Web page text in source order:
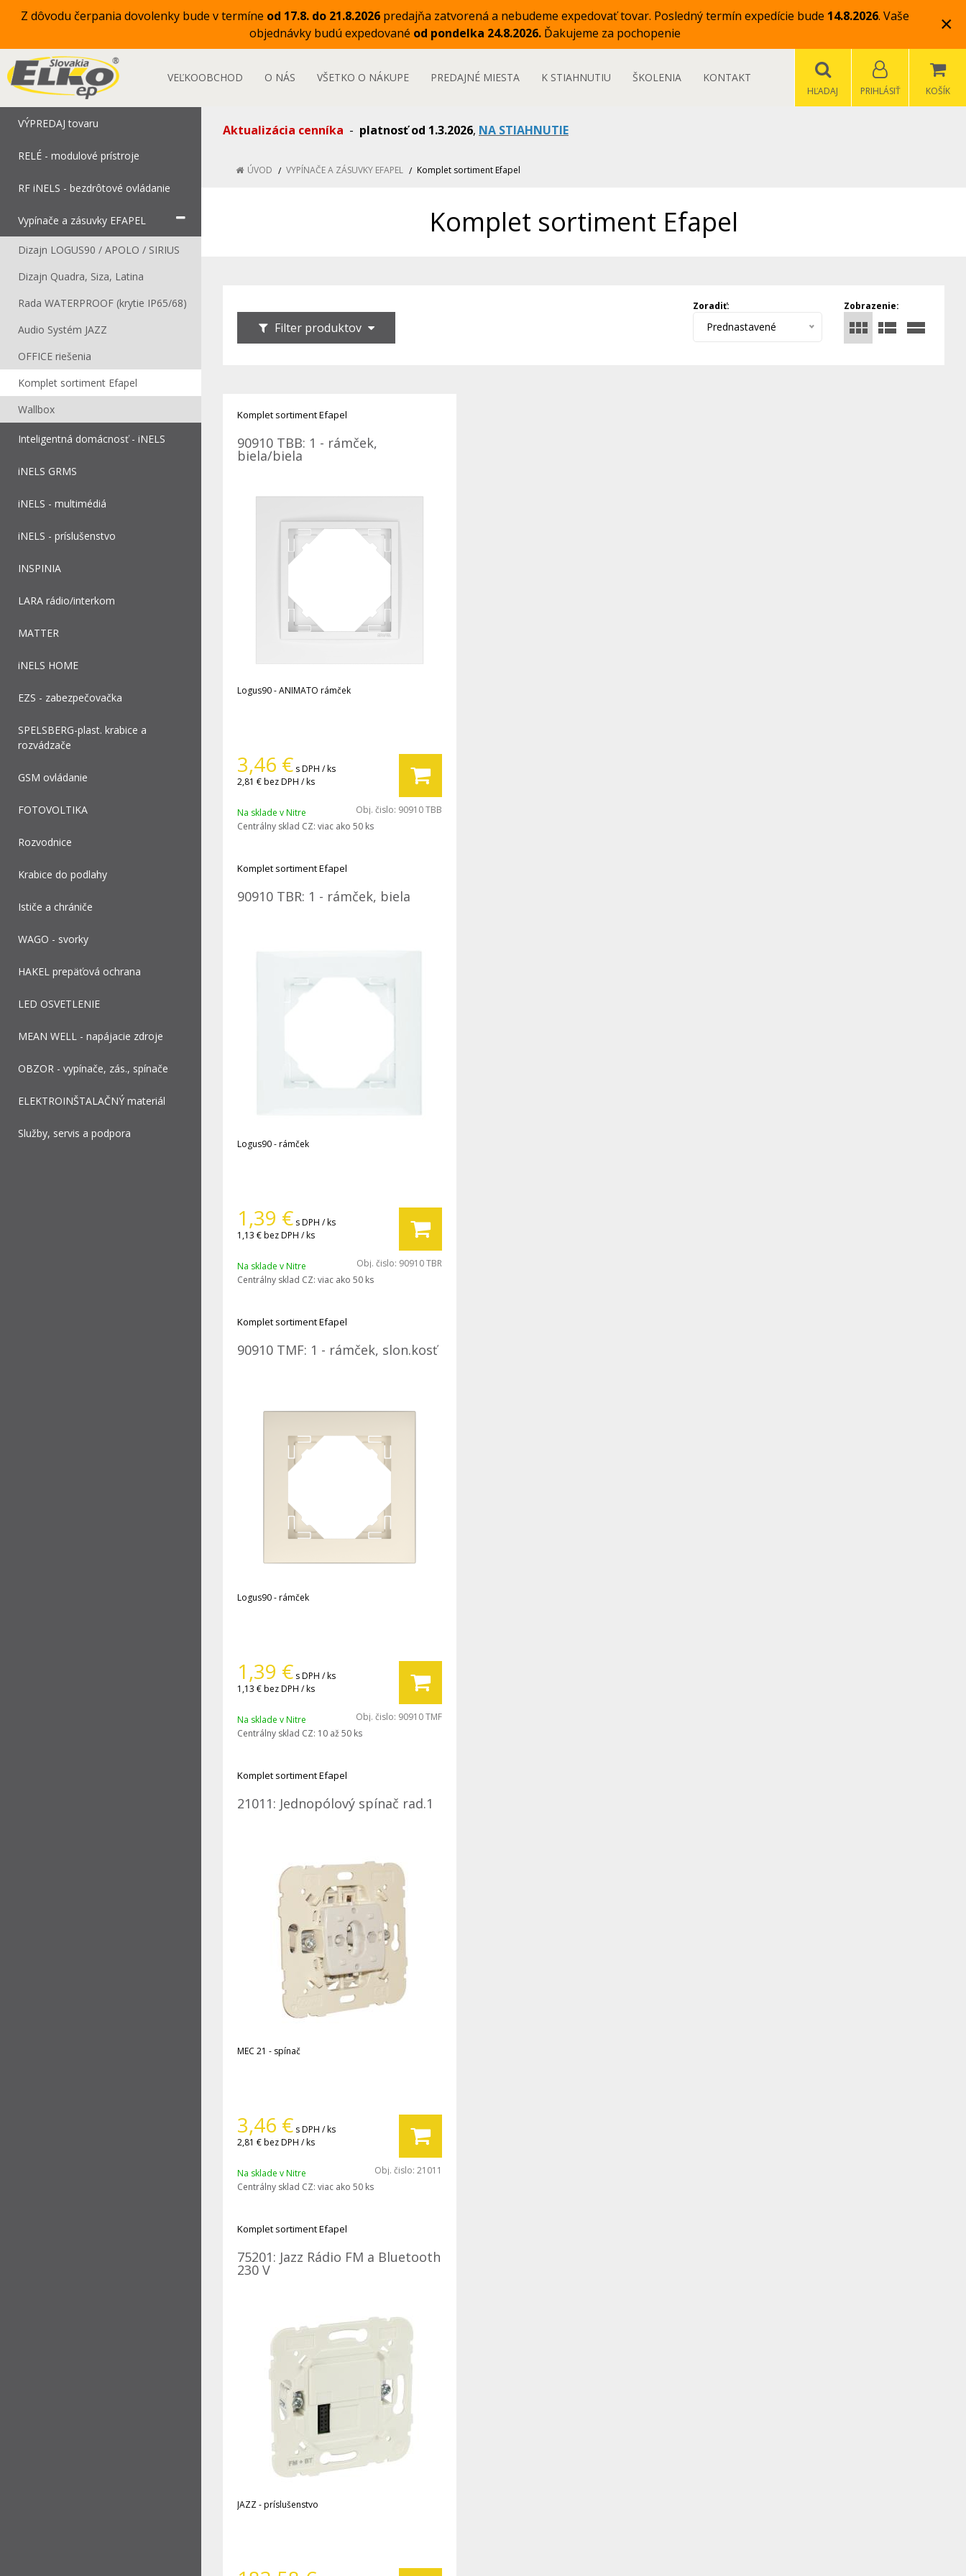
Z dôvodu čerpania dovolenky bude v termíne od 17.8. do 21.8.2026 predajňa zatvorená a nebudeme expedovať tovar. Posledný termín expedície bude 14.8.2026. Vaše
objednávky budú expedované od pondelka 24.8.2026. Ďakujeme za pochopenie ×
VEĽKOOBCHOD O NÁS VŠETKO O NÁKUPE PREDAJNÉ MIESTA K STIAHNUTIU ŠKOLENIA KONTAKT
KOŠÍK
PRIHLÁSIŤ
HĽADAJ
VÝPREDAJ tovaru
RELÉ - modulové prístroje
RF iNELS - bezdrôtové ovládanie
Vypínače a zásuvky EFAPEL
Dizajn LOGUS90 / APOLO / SIRIUS
Dizajn Quadra, Siza, Latina
Rada WATERPROOF (krytie IP65/68)
Audio Systém JAZZ
OFFICE riešenia
Komplet sortiment Efapel
Wallbox
Inteligentná domácnosť - iNELS
iNELS GRMS
iNELS - multimédiá
iNELS - príslušenstvo
INSPINIA
LARA rádio/interkom
MATTER
iNELS HOME
EZS - zabezpečovačka
SPELSBERG-plast. krabice a
rozvádzače
GSM ovládanie
FOTOVOLTIKA
Rozvodnice
Krabice do podlahy
Ističe a chrániče
WAGO - svorky
HAKEL prepäťová ochrana
LED OSVETLENIE
MEAN WELL - napájacie zdroje
OBZOR - vypínače, zás., spínače
ELEKTROINŠTALAČNÝ materiál
Služby, servis a podpora
Aktualizácia cenníka - platnosť od 1.3.2026, NA STIAHNUTIE
ÚVOD VYPÍNAČE A ZÁSUVKY EFAPEL Komplet sortiment Efapel
Komplet sortiment Efapel
Filter produktov
Zobrazenie:
Zoradiť:
Prednastavené
Komplet sortiment Efapel
90910 TBB: 1 - rámček,
biela/biela
Logus90 - ANIMATO rámček
3,46 € s DPH / ks
2,81 €bez DPH / ks
Na sklade v Nitre Obj. čislo: 90910 TBB
Centrálny sklad CZ: viac ako 50 ks
Komplet sortiment Efapel
90910 TBR: 1 - rámček, biela
Logus90 - rámček
1,39 € s DPH / ks
1,13 €bez DPH / ks
Na sklade v Nitre Obj. čislo: 90910 TBR
Centrálny sklad CZ: viac ako 50 ks
Komplet sortiment Efapel
90910 TMF: 1 - rámček, slon.kosť
Logus90 - rámček
1,39 € s DPH / ks
1,13 €bez DPH / ks
Na sklade v Nitre Obj. čislo: 90910 TMF
Centrálny sklad CZ: 10 až 50 ks
Komplet sortiment Efapel
21011: Jednopólový spínač rad.1
MEC 21 - spínač
3,46 € s DPH / ks
2,81 €bez DPH / ks
Na sklade v Nitre Obj. čislo: 21011
Centrálny sklad CZ: viac ako 50 ks
Komplet sortiment Efapel
75201: Jazz Rádio FM a Bluetooth
230 V
JAZZ - príslušenstvo